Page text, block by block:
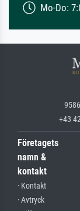
Mo-Do:
+43
Företagets
namn &
kontakt
· Kontakt
· Avtryck